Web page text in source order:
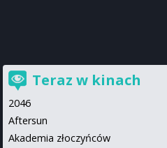
Teraz w kinach
2046
Aftersun
Akademia złoczyńców